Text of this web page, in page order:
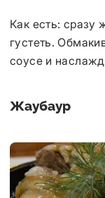
Как есть: сразу
густеть.
соусе и
Жаубаур